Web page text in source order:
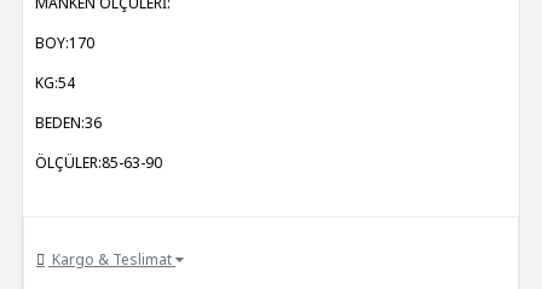
BOY:170
KG:54
BEDEN:36
ÖLÇÜLER:85-63-90
Kargo & Teslimat